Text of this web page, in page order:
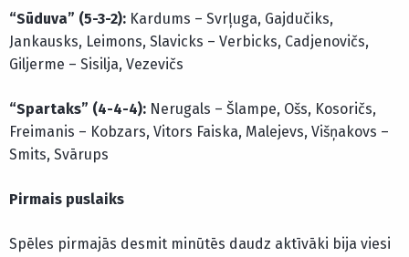
“Sūduva” (5-3-2): Kardums – Svrļuga, Gajdučiks,
Jankausks, Leimons, Slavicks – Verbicks, Cadjenovičs,
Giljerme – Sisilja, Vezevičs
“Spartaks” (4-4-4): Nerugals – Šlampe, Ošs, Kosoričs,
Freimanis – Kobzars, Vitors Faiska, Malejevs, Višņakovs –
Smits, Svārups
Pirmais puslaiks
Spēles pirmajās desmit minūtēs daudz aktīvāki bija viesi